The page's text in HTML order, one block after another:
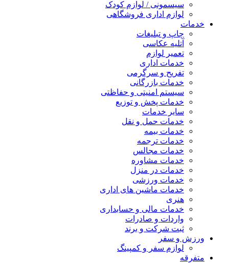
سیسمونی / لوازم کودک
لوازم اداری فروشگاهی
خدمات
چاپ و تبلیغات
آتلیه عکاسی
تعمیر لوازم
خدمات اداری
تفریح و سرگرمی
خدمات بازرگانی
سیستم امنیتی و حفاظتی
خدمات پخش و توزیع
سایر خدمات
خدمات حمل و نقل
خدمات بیمه
خدمات ترجمه
خدمات مجالس
خدمات مشاوره
خدمات در منزل
خدمات ورزشی
خدمات ماشین های اداری
هنری
خدمات مالی و حسابداری
واردات و صادرات
ثبت شرکت و برند
ورزش و سفر
لوازم سفر و کمپینگ
متفرقه